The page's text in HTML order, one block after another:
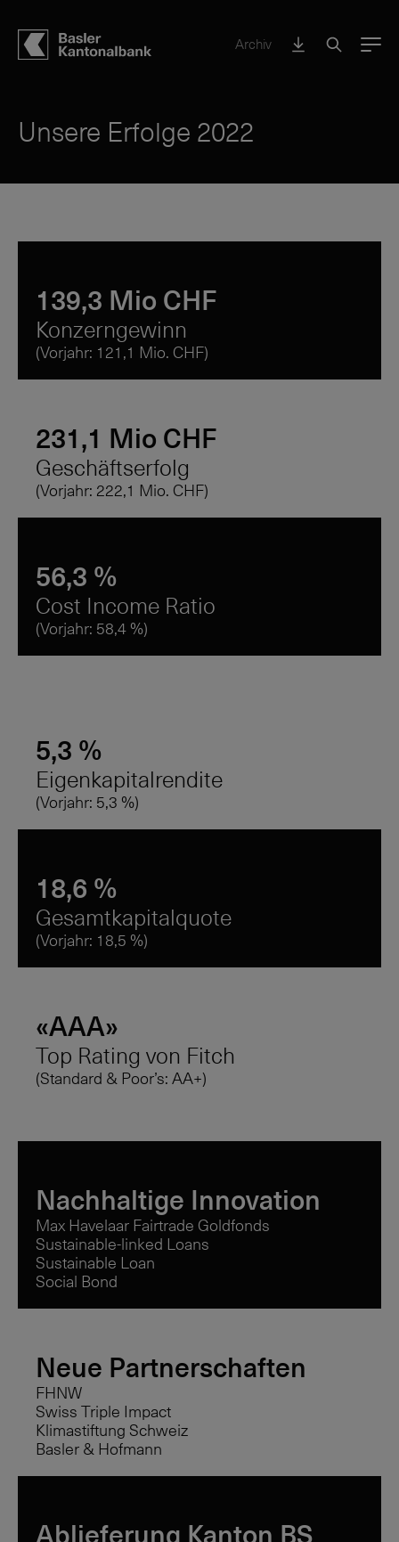
Archiv Menu
Unsere Erfolge 2022
139,3 Mio CHF
Konzerngewinn
(Vorjahr: 121,1 Mio. CHF)
231,1 Mio CHF
Geschäftserfolg
(Vorjahr: 222,1 Mio. CHF)
56,3 %
Cost Income Ratio
(Vorjahr: 58,4 %)
5,3 %
Eigenkapitalrendite
(Vorjahr: 5,3 %)
18,6 %
Gesamtkapitalquote
(Vorjahr: 18,5 %)
«AAA»
Top Rating von Fitch
(Standard & Poor’s: AA+)
Nachhaltige Innovation
Max Havelaar Fairtrade Goldfonds
Sustainable-linked Loans
Sustainable Loan
Social Bond
Neue Partnerschaften
FHNW
Swiss Triple Impact
Klimastiftung Schweiz
Basler & Hofmann
Ablieferung Kanton BS